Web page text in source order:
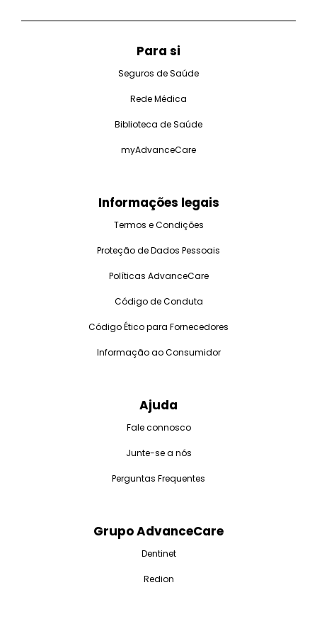
Para si
Seguros de Saúde
Rede Médica
Biblioteca de Saúde
myAdvanceCare
Informações legais
Termos e Condições
Proteção de Dados Pessoais
Políticas AdvanceCare
Código de Conduta
Código Ético para Fornecedores
Informação ao Consumidor
Ajuda
Fale connosco
Junte-se a nós
Perguntas Frequentes
Grupo AdvanceCare
Dentinet
Redion